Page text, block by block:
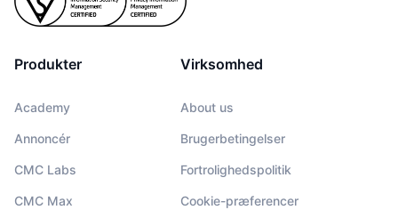
Produkter
Academy
Annoncér
CMC Labs
CMC Max
Virksomhed
About us
Brugerbetingelser
Fortrolighedspolitik
Cookie-præferencer